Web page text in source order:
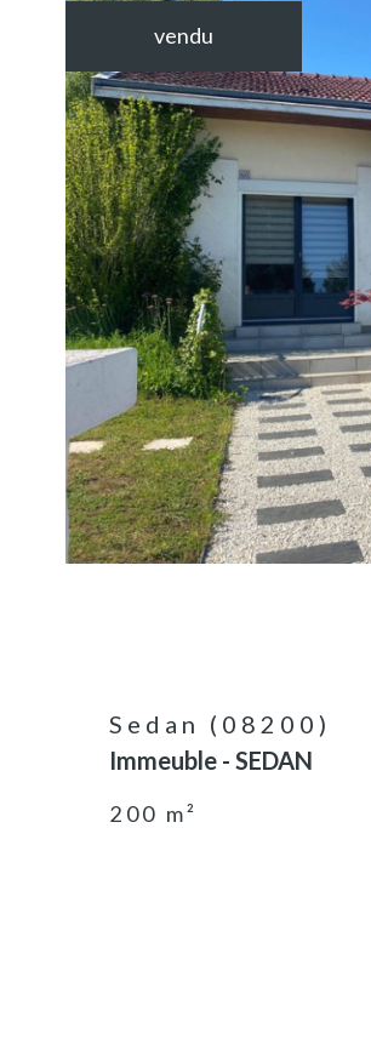
vendu
Sedan (08200)
Immeuble - SEDAN
200 m²